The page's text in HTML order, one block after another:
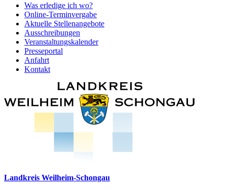
Was erledige ich wo?
Online-Terminvergabe
Aktuelle Stellenangebote
Ausschreibungen
Veranstaltungskalender
Presseportal
Anfahrt
Kontakt
Landkreis Weilheim-Schongau